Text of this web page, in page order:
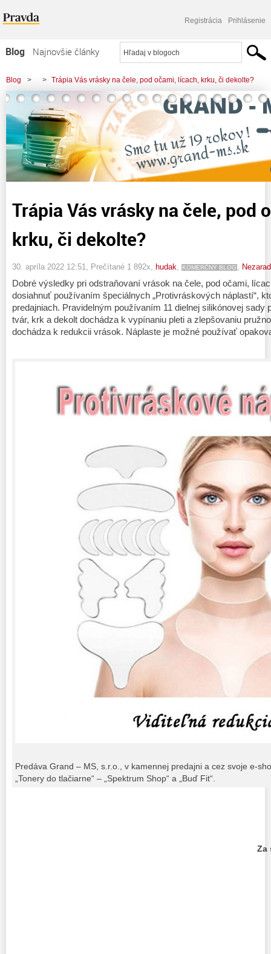
Registrácia Prihlásenie
Blog
Najnovšie články
Najčítanejšie články
Najkomentovanejšie články
Zoznam blogov
Komerčné blogy
Blog > > Trápia Vás vrásky na čele, pod očami, lícach, krku, či dekolte?
Trápia Vás vrásky na čele, pod
krku, či dekolte?
30. apríla 2022 12:51 , Prečítané 1 892x, hudak KOMERČNÝ BLOG
Dobré výsledky pri odstraňovaní vrások na čele, pod očami,
dosiahnuť používaním špeciálnych „Protivráskových náplastí“,
predajniach. Pravidelným používaním 11 dielnej silikónovej sady
tvár, krk a dekolt dochádza k vypínaniu pleti a zlepšovaniu
dochádza k redukcii vrások. Náplaste je možné používať
Predáva Grand – MS, s.r.o., v kamennej predajni a cez svoje e-
„Tonery do tlačiarne“ – „Spektrum Shop“ a „Buď Fit“.
Za